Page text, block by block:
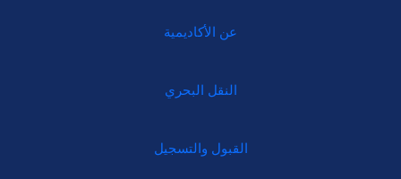
عن الأكاديمية
النقل البحري
القبول والتسجيل